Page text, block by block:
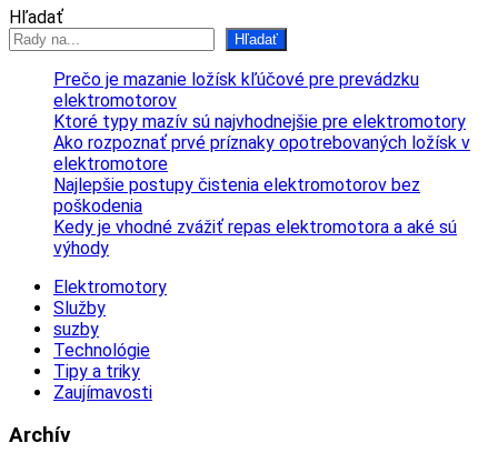
Hľadať
Hľadať
Prečo je mazanie ložísk kľúčové pre prevádzku
elektromotorov
Ktoré typy mazív sú najvhodnejšie pre elektromotory
Ako rozpoznať prvé príznaky opotrebovaných ložísk v
elektromotore
Najlepšie postupy čistenia elektromotorov bez
poškodenia
Kedy je vhodné zvážiť repas elektromotora a aké sú
výhody
Elektromotory
Služby
suzby
Technológie
Tipy a triky
Zaujímavosti
Archív